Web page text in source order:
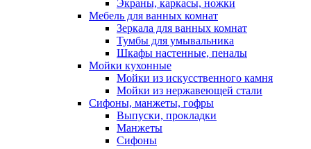
Экраны, каркасы, ножки
Мебель для ванных комнат
Зеркала для ванных комнат
Тумбы для умывальника
Шкафы настенные, пеналы
Мойки кухонные
Мойки из искусственного камня
Мойки из нержавеющей стали
Сифоны, манжеты, гофры
Выпуски, прокладки
Манжеты
Сифоны